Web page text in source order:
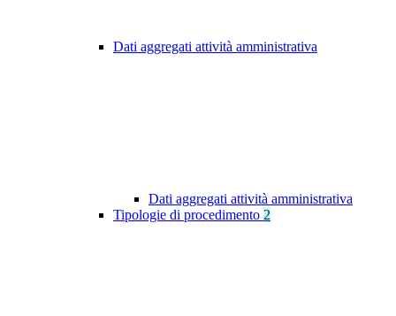
Dati aggregati attività amministrativa
Dati aggregati attività amministrativa
Tipologie di procedimento 2